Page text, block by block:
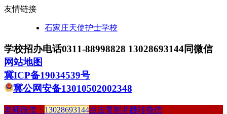
友情链接
石家庄天使护士学校
学校招办电话0311-88998828 13028693144同微信
网站地图
冀ICP备19034539号
冀公网安备13010502002348
老师微信： 13028693144点击复制并跳转微信